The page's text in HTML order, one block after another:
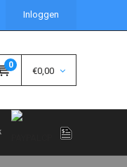
Inloggen
0
€0,00